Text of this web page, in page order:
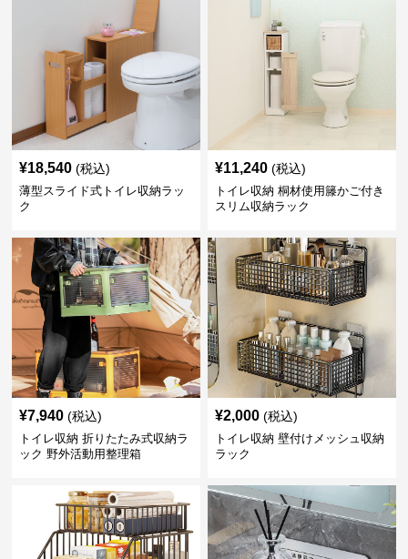
¥18,540 (税込)
薄型スライド式トイレ収納ラッ
ク
¥11,240 (税込)
トイレ収納 桐材使用籐かご付き
スリム収納ラック
¥7,940 (税込)
トイレ収納 折りたたみ式収納ラ
ック 野外活動用整理箱
¥2,000 (税込)
トイレ収納 壁付けメッシュ収納
ラック